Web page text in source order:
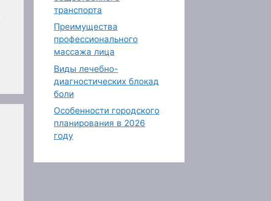
транспорта
Преимущества
профессионального
массажа лица
Виды лечебно-
диагностических блокад
боли
Особенности городского
планирования в 2026
году